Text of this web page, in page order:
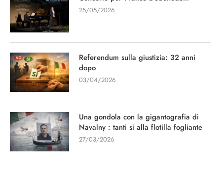
25/05/2026
Referendum sulla giustizia: 32 anni
dopo
03/04/2026
Una gondola con la gigantografia di
Navalny : tanti si alla flotilla fogliante
27/03/2026